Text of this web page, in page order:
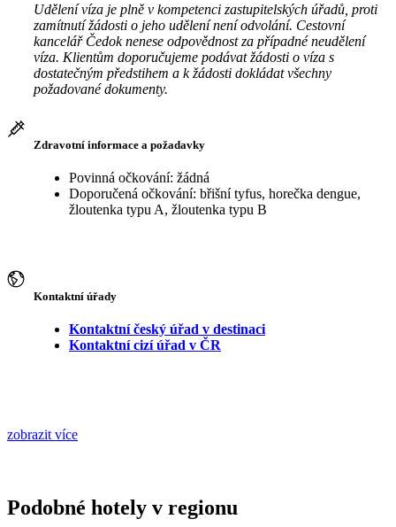
Udělení víza je plně v kompetenci zastupitelských úřadů, proti
zamítnutí žádosti o jeho udělení není odvolání. Cestovní
kancelář Čedok nenese odpovědnost za případné neudělení
víza. Klientům doporučujeme podávat žádosti o víza s
dostatečným předstihem a k žádosti dokládat všechny
požadované dokumenty.
Zdravotní informace a požadavky
Povinná očkování: žádná
Doporučená očkování: břišní tyfus, horečka dengue,
žloutenka typu A, žloutenka typu B
Kontaktní úřady
Kontaktní český úřad v destinaci
Kontaktní cizí úřad v ČR
zobrazit více
Podobné hotely v regionu